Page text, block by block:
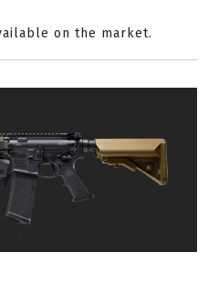
on the market.